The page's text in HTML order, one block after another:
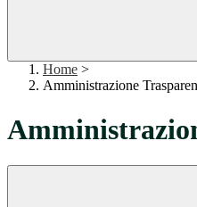
Home >
Amministrazione